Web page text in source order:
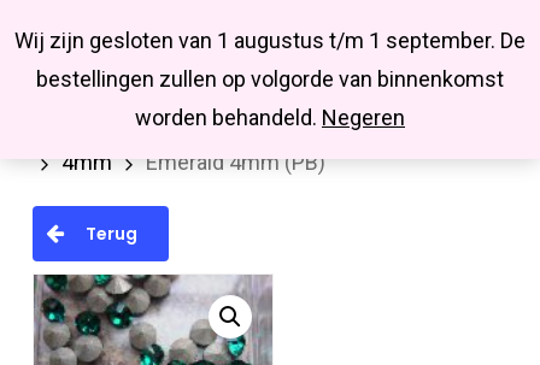
Wij zijn gesloten van 1 augustus t/m 1 september. De
bestellingen zullen op volgorde van binnenkomst
worden behandeld. Negeren
main
Missbluesieraden
searchaccount
Swarovski
Similistenen (Pointback)
4mm
Emerald 4mm (PB)
Terug
Close